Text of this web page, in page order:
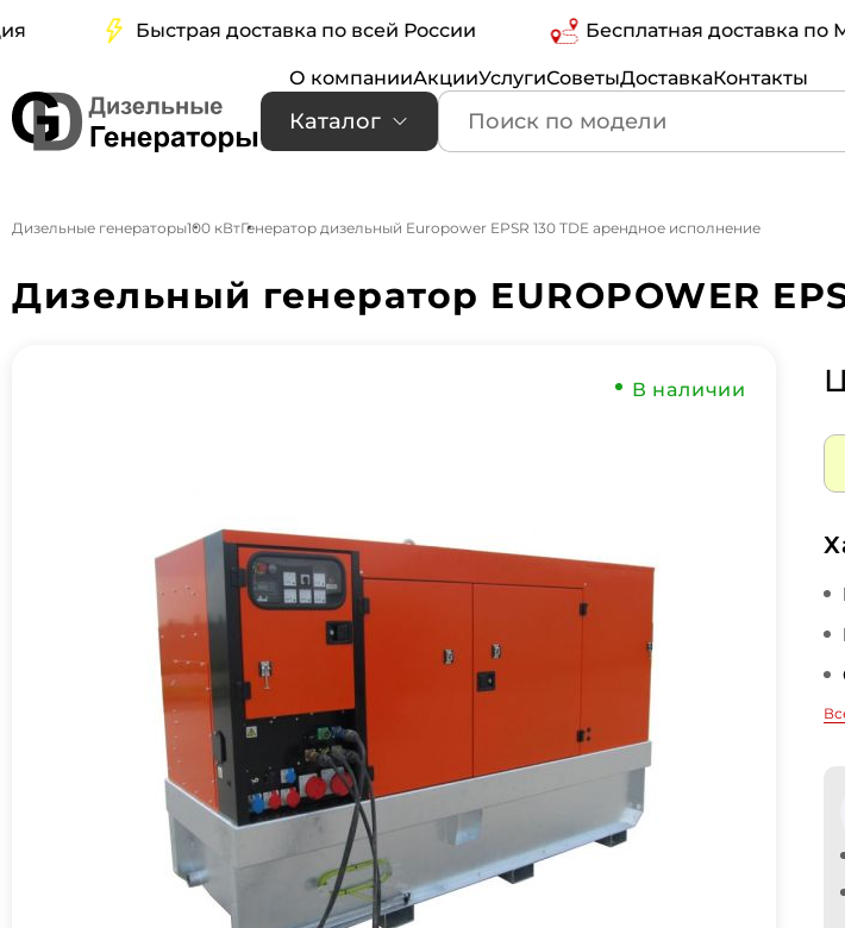
Быстрая доставка по всей России Бесплатная доставка по
О компанииАкцииУслугиСоветыДоставкаКонтакты
Каталог
Дизельные генераторы100 кВтГенератор дизельный Europower EPSR 130 TDE арендное исполнение
Дизельный генератор EUROPOWER
В наличии